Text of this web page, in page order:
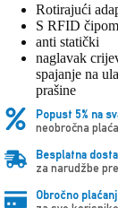
Rotirajući
S RFID
anti statički
naglavak
spajanje na
prašine
Popust 5% na
neobročna
Besplatna
za narudžbe
Obročno